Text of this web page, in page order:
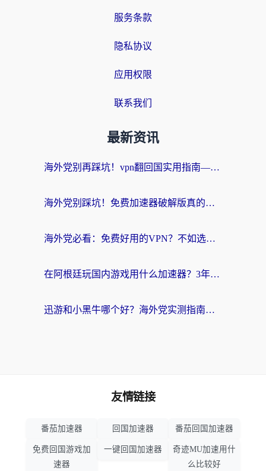
服务条款
隐私协议
应用权限
联系我们
最新资讯
海外党别再踩坑！vpn翻回国实用指南——选对加速器，国内资源无缝用
海外党别踩坑！免费加速器破解版真的能用？教你无缝访问国内资源的正确姿势
海外党必看：免费好用的VPN？不如选对转国内加速器实现无缝追剧
在阿根廷玩国内游戏用什么加速器？3年海外党亲测实用指南
迅游和小黑牛哪个好？海外党实测指南，选对中国地址加速器才能无缝刷国内资源
友情链接
番茄加速器 回国加速器 番茄回国加速器
免费回国游戏加
速器
一键回国加速器
奇迹MU加速用什
么比较好